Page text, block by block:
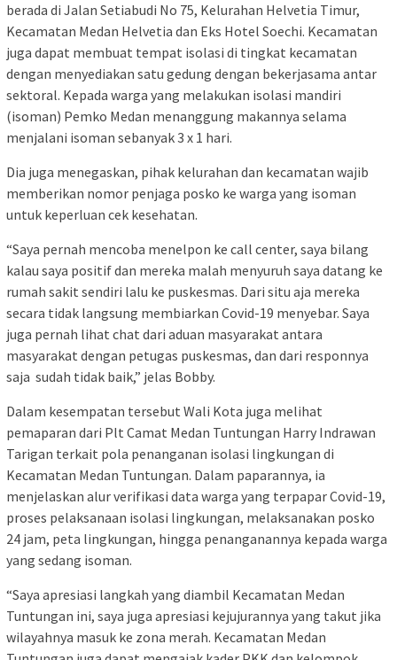
berada di Jalan Setiabudi No 75, Kelurahan Helvetia Timur,
Kecamatan Medan Helvetia dan Eks Hotel Soechi. Kecamatan
juga dapat membuat tempat isolasi di tingkat kecamatan
dengan menyediakan satu gedung dengan bekerjasama antar
sektoral. Kepada warga yang melakukan isolasi mandiri
(isoman) Pemko Medan menanggung makannya selama
menjalani isoman sebanyak 3 x 1 hari.
Dia juga menegaskan, pihak kelurahan dan kecamatan wajib
memberikan nomor penjaga posko ke warga yang isoman
untuk keperluan cek kesehatan.
“Saya pernah mencoba menelpon ke call center, saya bilang
kalau saya positif dan mereka malah menyuruh saya datang ke
rumah sakit sendiri lalu ke puskesmas. Dari situ aja mereka
secara tidak langsung membiarkan Covid-19 menyebar. Saya
juga pernah lihat chat dari aduan masyarakat antara
masyarakat dengan petugas puskesmas, dan dari responnya
saja sudah tidak baik,” jelas Bobby.
Dalam kesempatan tersebut Wali Kota juga melihat
pemaparan dari Plt Camat Medan Tuntungan Harry Indrawan
Tarigan terkait pola penanganan isolasi lingkungan di
Kecamatan Medan Tuntungan. Dalam paparannya, ia
menjelaskan alur verifikasi data warga yang terpapar Covid-19,
proses pelaksanaan isolasi lingkungan, melaksanakan posko
24 jam, peta lingkungan, hingga penanganannya kepada warga
yang sedang isoman.
“Saya apresiasi langkah yang diambil Kecamatan Medan
Tuntungan ini, saya juga apresiasi kejujurannya yang takut jika
wilayahnya masuk ke zona merah. Kecamatan Medan